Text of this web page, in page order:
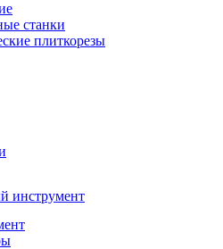
станки
плиткорезы
инструмент